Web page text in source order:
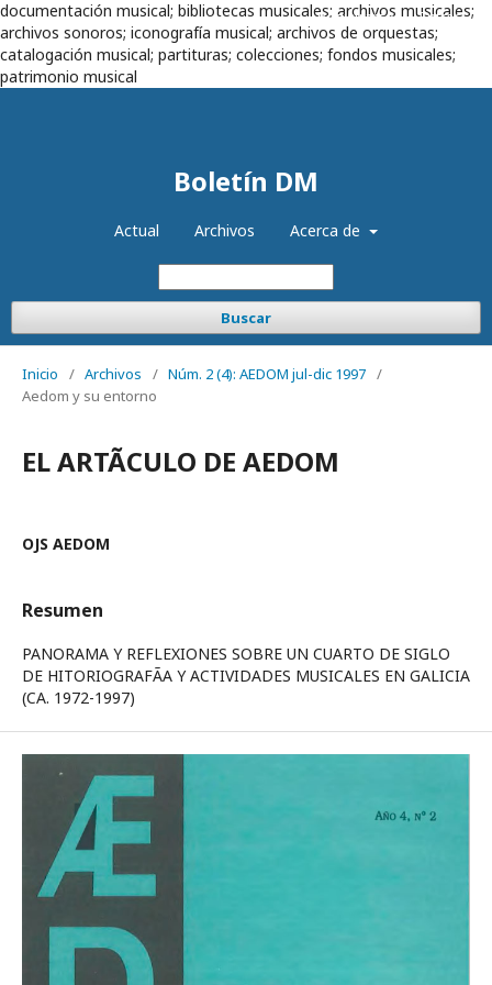
documentación musical; bibliotecas musicales; archivos musicales;
archivos sonoros; iconografía musical; archivos de orquestas;
catalogación musical; partituras; colecciones; fondos musicales;
patrimonio musical
Boletín DM
Actual Archivos Acerca de
Buscar
Registrarse Entrar
Inicio / Archivos / Núm. 2 (4): AEDOM jul-dic 1997 /
Aedom y su entorno
EL ARTÃCULO DE AEDOM
OJS AEDOM
Resumen
PANORAMA Y REFLEXIONES SOBRE UN CUARTO DE SIGLO
DE HITORIOGRAFÃA Y ACTIVIDADES MUSICALES EN GALICIA
(CA. 1972-1997)